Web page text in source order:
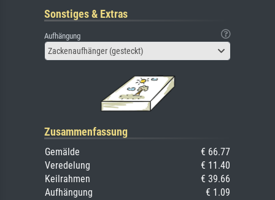
Sonstiges & Extras
Aufhängung
Zackenaufhänger (gesteckt)
Zusammenfassung
Gemälde
€ 66.77
Veredelung
€ 11.40
Keilrahmen
€ 39.66
Aufhängung
€ 1.09